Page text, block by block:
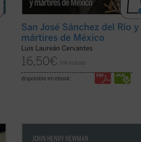
San José Sánchez del Río y
mártires de México
Luis Laureán Cervantes
16,50€ IVA incluido
disponible en ebook:
EnLos arrianos del siglo IV